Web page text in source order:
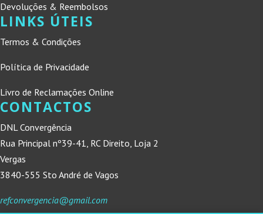
Devoluções & Reembolsos
LINKS ÚTEIS
Termos & Condições
Política de Privacidade
Livro de Reclamações Online
CONTACTOS
DNL Convergência
Rua Principal nº39-41, RC Direito, Loja 2
Vergas
3840-555 Sto André de Vagos
refconvergencia@gmail.com